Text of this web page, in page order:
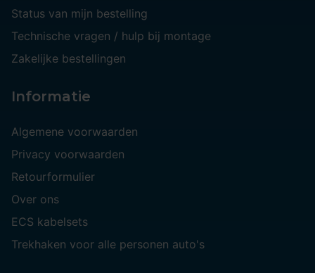
Status van mijn bestelling
Technische vragen / hulp bij montage
Zakelijke bestellingen
Informatie
Algemene voorwaarden
Privacy voorwaarden
Retourformulier
Over ons
ECS kabelsets
Trekhaken voor alle personen auto's